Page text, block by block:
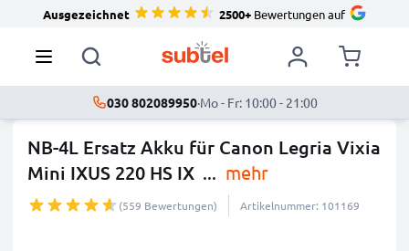
Ausgezeichnet 2500+Bewertungen auf
030 802089950·Mo - Fr: 10:00 - 21:00
NB-4L Ersatz Akku für Canon Legria Vixia
Mini IXUS 220 HS IX ... mehr
(559 Bewertungen) Artikelnummer: 101169